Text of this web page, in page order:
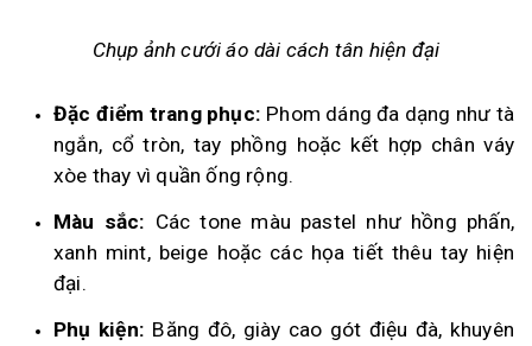
Chụp ảnh cưới áo dài cách tân hiện đại
Đặc điểm trang phục: Phom dáng đa dạng như tà
ngắn, cổ tròn, tay phồng hoặc kết hợp chân váy
xòe thay vì quần ống rộng.
Màu sắc: Các tone màu pastel như hồng phấn,
xanh mint, beige hoặc các họa tiết thêu tay hiện
đại.
Phụ kiện: Băng đô, giày cao gót điệu đà, khuyên